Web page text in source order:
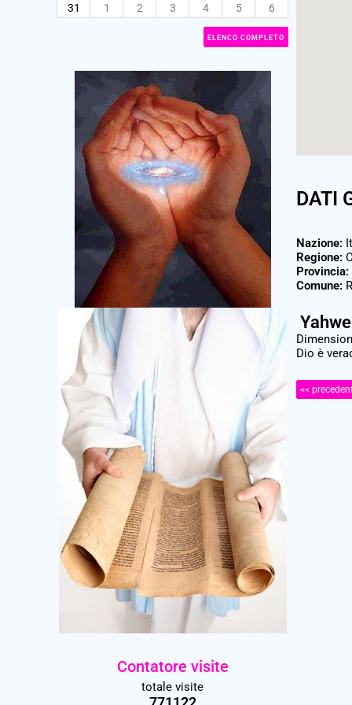
31
1 2 3 4 5 6
ELENCO COMPLETO
Contatore visite
totale visite
DATI
Nazione:
Regione:
Provincia:
Comune:
Dio è
<<